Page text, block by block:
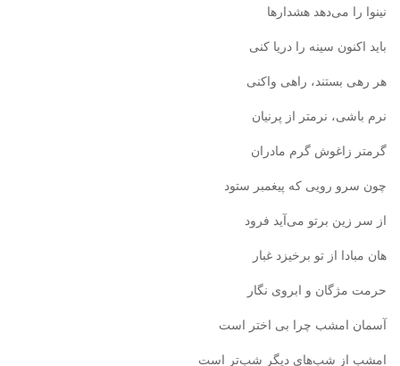
نینوا را می‌دهد هشدارها
باید اکنون سینه را دریا کنی
هر رهی بستند، راهی واکنی
نرم باشی، نرمتر از پرنیان
گرمتر زاغوش گرم مادران
چون سرو رویی که پیغمبر ستود
از سر زین برتو می‌آید فرود
هان مبادا از تو برخیزد غبار
حرمت مژگان و ابروی نگار
آسمان امشب چرا بی‌ اختر است
امشب از شب‌های دیگر شب‌تر است